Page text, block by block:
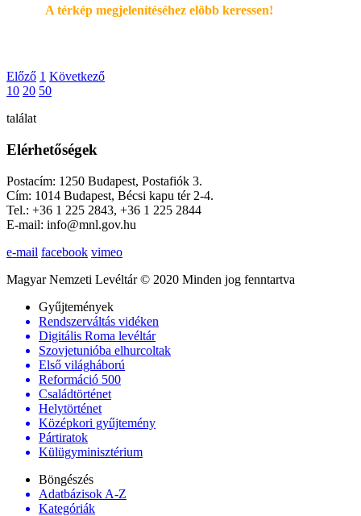
A térkép megjelenítéséhez elöbb keressen!
Előző 1 Következő
10 20 50
találat
Elérhetőségek
Postacím: 1250 Budapest, Postafiók 3.
Cím: 1014 Budapest, Bécsi kapu tér 2-4.
Tel.: +36 1 225 2843, +36 1 225 2844
E-mail: info@mnl.gov.hu
e-mail facebook vimeo
Magyar Nemzeti Levéltár © 2020 Minden jog fenntartva
Gyűjtemények
Rendszerváltás vidéken
Digitális Roma levéltár
Szovjetunióba elhurcoltak
Első világháború
Reformáció 500
Családtörténet
Helytörténet
Középkori gyűjtemény
Pártiratok
Külügyminisztérium
Böngészés
Adatbázisok A-Z
Kategóriák